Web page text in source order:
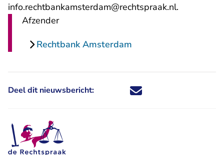
info.rechtbankamsterdam@rechtspraak.nl- U verlaat
.
Afzender
Rechtbank Amsterdam
Deel dit nieuwsbericht: Deel dit nieuwsbericht via X -
Deel dit nieuwsbericht via
Deel dit nieuwsbericht
Deel dit